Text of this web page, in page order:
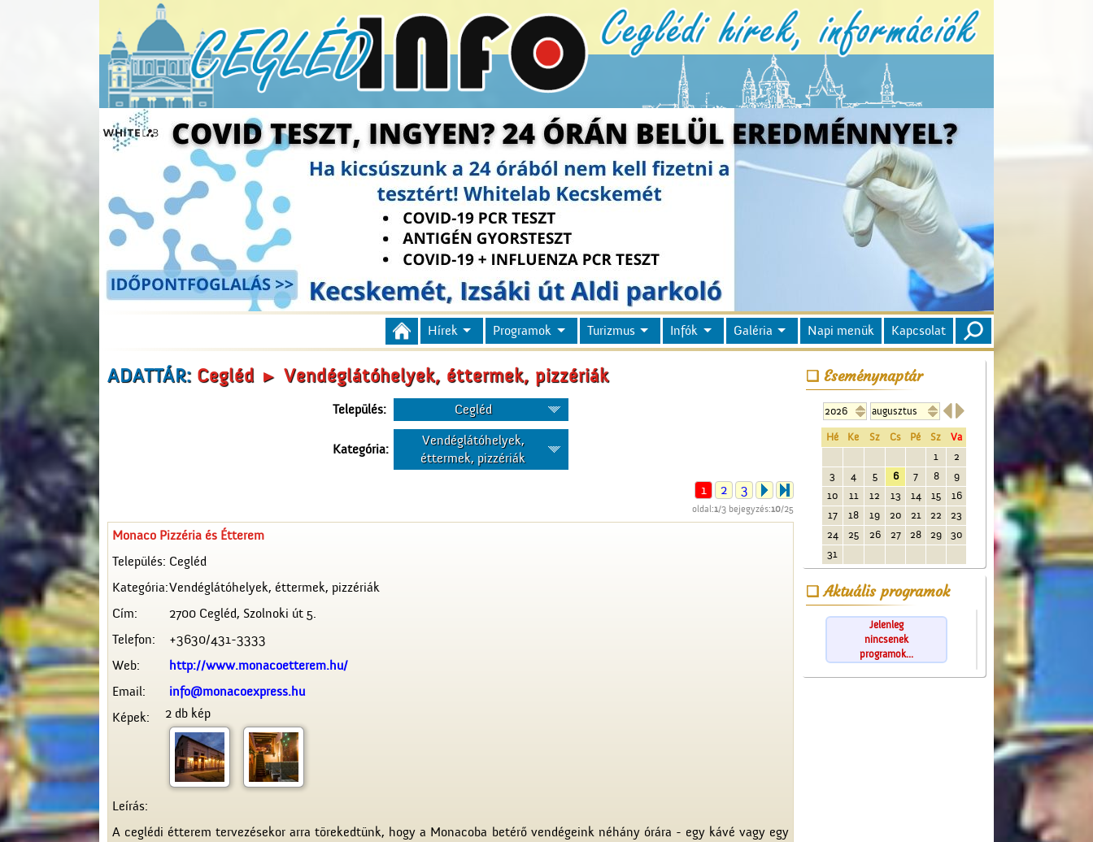
Hírek Programok Turizmus Infók Galéria Napi menük Kapcsolat
ADATTÁR: Cegléd ► Vendéglátóhelyek, éttermek, pizzériák
Település: Cegléd
Kategória:
Vendéglátóhelyek,
éttermek, pizzériák
1 2 3
oldal:1/3 bejegyzés:10/25
Monaco Pizzéria és Étterem
Település: Cegléd
Kategória:Vendéglátóhelyek, éttermek, pizzériák
Cím:
2700 Cegléd, Szolnoki út 5.
Telefon:
+3630/431-3333
Web:
http://www.monacoetterem.hu/
Email:
info@monacoexpress.hu
Képek:
2 db kép
Leírás:
A ceglédi étterem tervezésekor arra törekedtünk, hogy a Monacoba betérő vendégeink néhány órára - egy kávé vagy egy
Eseménynaptár

Hé Ke Sz Cs Pé Sz
Va
1
2
3
4 5 6 7 8
9
10
11 12 13 14 15
16
17
18 19 20 21 22
23
24
25 26 27 28 29
30
31
Aktuális programok
Jelenleg
nincsenek
programok...